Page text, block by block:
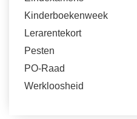
Kinderboekenweek
Lerarentekort
Pesten
PO-Raad
Werkloosheid